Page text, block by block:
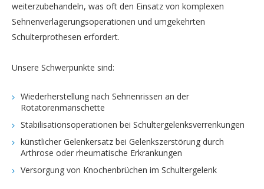
weiterzubehandeln, was oft den Einsatz von komplexen
Sehnenverlagerungsoperationen und umgekehrten
Schulterprothesen erfordert.
Unsere Schwerpunkte sind:
Wiederherstellung nach Sehnenrissen an der
Rotatorenmanschette
Stabilisationsoperationen bei Schultergelenksverrenkungen
künstlicher Gelenkersatz bei Gelenkszerstörung durch
Arthrose oder rheumatische Erkrankungen
Versorgung von Knochenbrüchen im Schultergelenk